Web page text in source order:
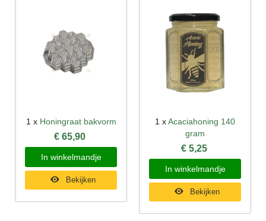
1 x Honingraat bakvorm
€ 65,90
In winkelmandje
Bekijken
1 xAcaciahoning 140
gram
€ 5,25
In winkelmandje
Bekijken